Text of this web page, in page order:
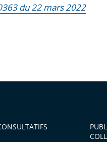
du 22 mars 2022